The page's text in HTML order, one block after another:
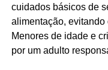
cuidados básicos de
alimentação,
Menores de idade e
por um adulto